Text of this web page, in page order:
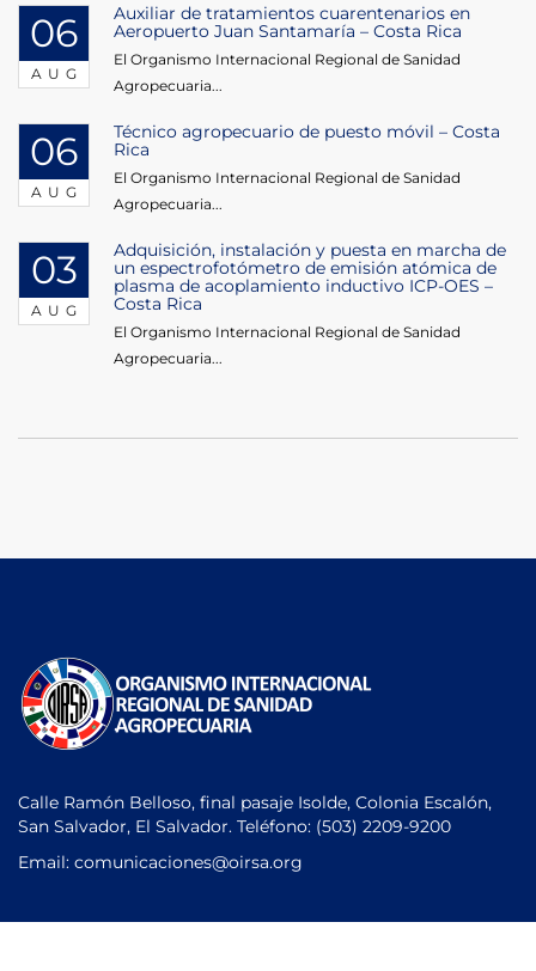
06
AUG
Auxiliar de tratamientos cuarentenarios en
Aeropuerto Juan Santamaría – Costa Rica
El Organismo Internacional Regional de Sanidad
Agropecuaria...
06
AUG
Técnico agropecuario de puesto móvil – Costa
Rica
El Organismo Internacional Regional de Sanidad
Agropecuaria...
03
AUG
Adquisición, instalación y puesta en marcha de
un espectrofotómetro de emisión atómica de
plasma de acoplamiento inductivo ICP-OES –
Costa Rica
El Organismo Internacional Regional de Sanidad
Agropecuaria...
Calle Ramón Belloso, final pasaje Isolde, Colonia Escalón,
San Salvador, El Salvador. Teléfono: (503) 2209-9200
Email: comunicaciones@oirsa.org